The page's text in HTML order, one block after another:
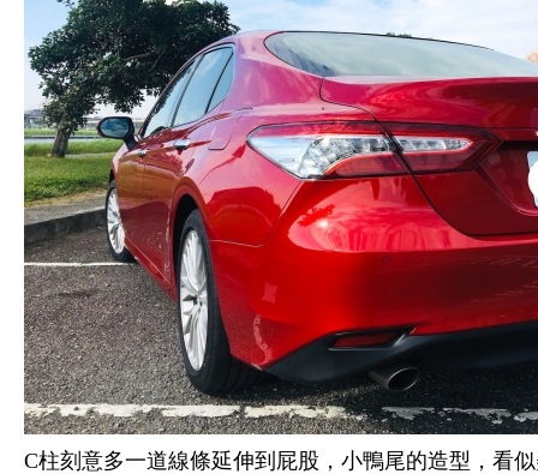
C柱刻意多一道線條延伸到屁股，小鴨尾的造型，看